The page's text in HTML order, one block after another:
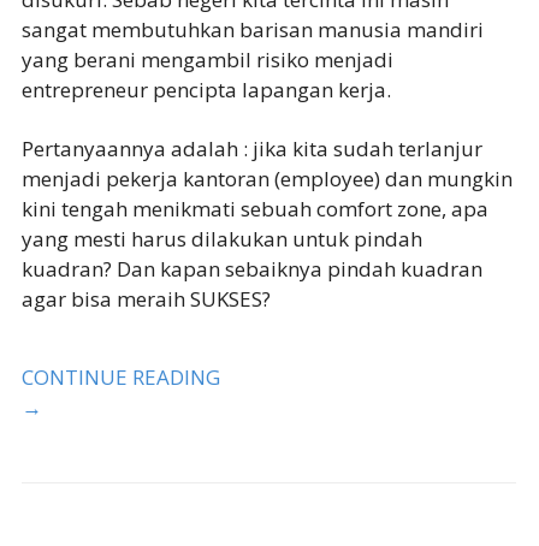
sangat membutuhkan barisan manusia mandiri
yang berani mengambil risiko menjadi
entrepreneur pencipta lapangan kerja.
Pertanyaannya adalah : jika kita sudah terlanjur
menjadi pekerja kantoran (employee) dan mungkin
kini tengah menikmati sebuah comfort zone, apa
yang mesti harus dilakukan untuk pindah
kuadran? Dan kapan sebaiknya pindah kuadran
agar bisa meraih SUKSES?
CONTINUE READING
→